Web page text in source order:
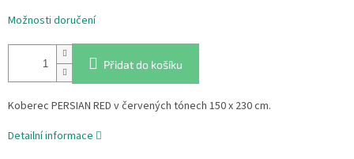
Možnosti doručení
Přidat do košíku
Koberec PERSIAN RED v červených tónech 150 x 230 cm.
Detailní informace